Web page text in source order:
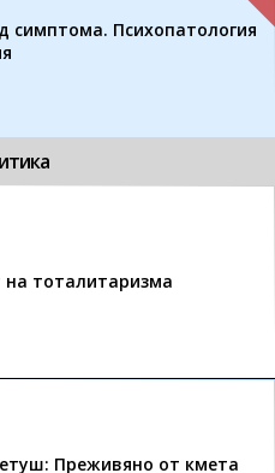
симптома. Психопатология
на тоталитаризма
Преживяно от кмета